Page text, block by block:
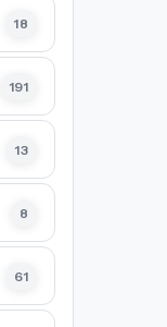
18
191
13
8
61